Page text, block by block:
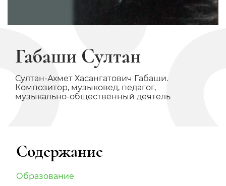
Габаши Султан
Султан-Ахмет Хасангатович Габаши.
Композитор, музыковед, педагог,
музыкально-общественный деятель
Содержание
Образование